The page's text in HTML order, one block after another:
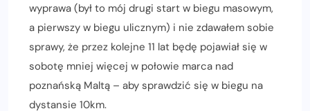
wyprawa (był to mój drugi start w biegu masowym,
a pierwszy w biegu ulicznym) i nie zdawałem sobie
sprawy, że przez kolejne 11 lat będę pojawiał się w
sobotę mniej więcej w połowie marca nad
poznańską Maltą – aby sprawdzić się w biegu na
dystansie 10km.